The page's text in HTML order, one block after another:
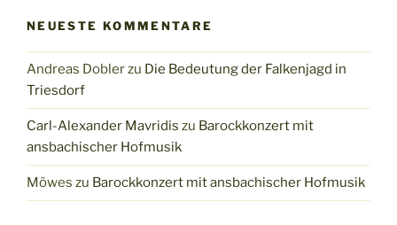
NEUESTE KOMMENTARE
Andreas Doblerzu Die Bedeutung der Falkenjagd in
Triesdorf
Carl-Alexander Mavridis zu Barockkonzert mit
ansbachischer Hofmusik
Möwes zu Barockkonzert mit ansbachischer Hofmusik